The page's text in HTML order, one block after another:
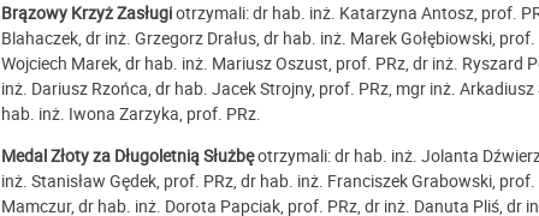
Brązowy Krzyż Zasługiotrzymali: dr hab. inż. Katarzyna Antosz, prof.
Blahaczek, dr inż. Grzegorz Drałus, dr hab. inż. Marek Gołębiowski,
Wojciech Marek, dr hab. inż. Mariusz Oszust, prof. PRz, dr inż. Ryszard
inż. Dariusz Rzońca, dr hab. Jacek Strojny, prof. PRz, mgr inż.
hab. inż. Iwona Zarzyka, prof. PRz.
Medal Złoty za Długoletnią Służbęotrzymali: dr hab. inż. Jolanta
inż. Stanisław Gędek, prof. PRz, dr hab. inż. Franciszek Grabowski,
Mamczur, dr hab. inż. Dorota Papciak, prof. PRz, dr inż. Danuta Pliś, dr